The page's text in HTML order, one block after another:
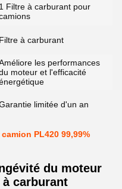
1 Filtre à carburant pour
Filtre à carburant
les performances
moteur et l'efficacité
limitée d'un an
PL420 99,99%
du moteur
carburant